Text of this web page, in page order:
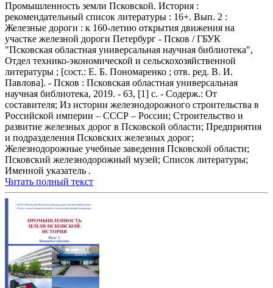
Промышленность земли Псковской. История :
рекомендательный список литературы : 16+. Вып. 2 :
Железные дороги : к 160-летию открытия движения на
участке железной дороги Петербург - Псков / ГБУК
"Псковская областная универсальная научная библиотека",
Отдел технико-экономической и сельскохозяйственной
литературы ; [сост.: Е. Б. Пономаренко ; отв. ред. В. И.
Павлова]. - Псков : Псковская областная универсальная
научная библиотека, 2019. - 63, [1] с. - Содерж.: От
составителя; Из истории железнодорожного строительства в
Российской империи – СССР – России; Строительство и
развитие железных дорог в Псковской области; Предприятия
и подразделения Псковских железных дорог;
Железнодорожные учебные заведения Псковской области;
Псковский железнодорожный музей; Список литературы;
Именной указатель .
Читать полный текст